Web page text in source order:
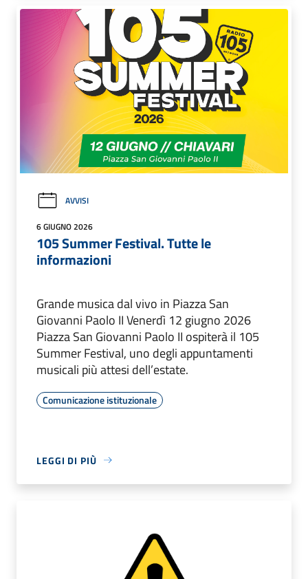
AVVISI
6 GIUGNO 2026
105 Summer Festival. Tutte le
informazioni
Grande musica dal vivo in Piazza San
Giovanni Paolo II Venerdì 12 giugno 2026
Piazza San Giovanni Paolo II ospiterà il 105
Summer Festival, uno degli appuntamenti
musicali più attesi dell’estate.
Comunicazione istituzionale
LEGGI DI PIÙ